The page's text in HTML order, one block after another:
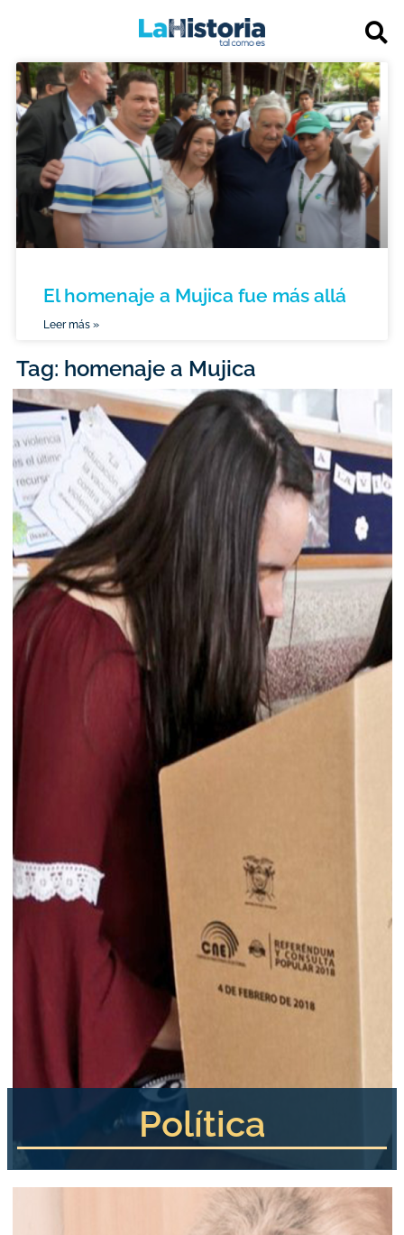
El homenaje a Mujica fue más allá
Leer más »
Tag: homenaje a Mujica
Política